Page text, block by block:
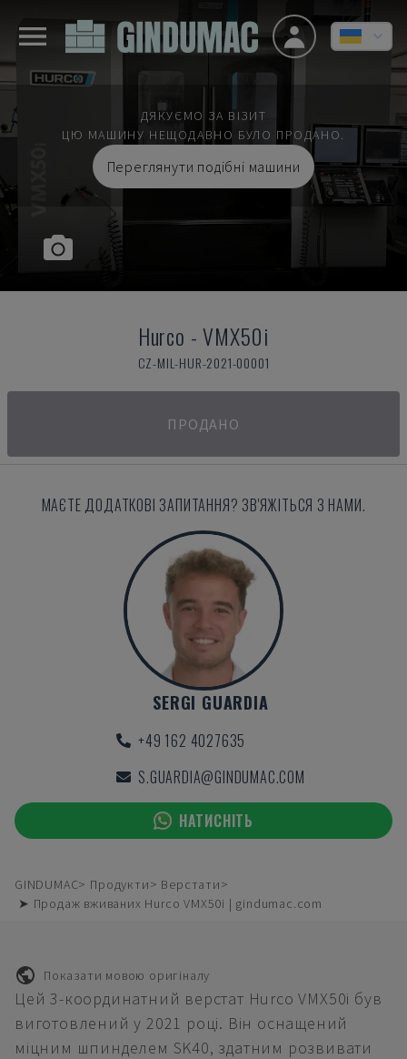
ДЯКУЄМО ЗА ВІЗИТ
ЦЮ МАШИНУ НЕЩОДАВНО БУЛО ПРОДАНО.
Переглянути подібні машини
Hurco -VMX50i
CZ-MIL-HUR-2021-00001
ПРОДАНО
МАЄТЕ ДОДАТКОВІ ЗАПИТАННЯ? ЗВ'ЯЖІТЬСЯ З НАМИ.
SERGI GUARDIA
+49 162 4027635
S.GUARDIA@GINDUMAC.COM
НАТИСНІТЬ
GINDUMAC Продукти
Верстати
➤ Продаж вживаних Hurco VMX50i | gindumac.com
Показати мовою оригіналу
Цей 3-координатний верстат Hurco VMX50i був
виготовлений у 2021 році. Він оснащений
міцним шпинделем SK40, здатним розвивати